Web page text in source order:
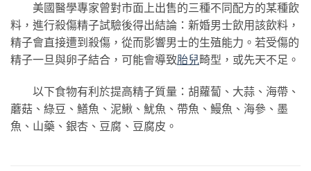
美國醫學專家曾對市面上出售的三種不同配方的某種飲
料，進行殺傷精子試驗後得出結論：新婚男士飲用該飲料，
精子會直接遭到殺傷，從而影響男士的生殖能力。若受傷的
精子一旦與卵子結合，可能會導致胎兒畸型，或先天不足。
以下食物有利於提高精子質量：胡蘿蔔、大蒜、海帶、
蘑菇、綠豆、鱔魚、泥鰍、魷魚、帶魚、鰻魚、海參、墨
魚、山藥、銀杏、豆腐、豆腐皮。